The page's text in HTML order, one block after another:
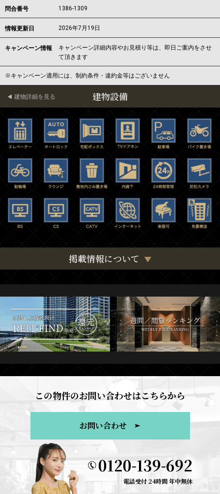
問合番号 1386-1309
情報更新日 2026年7月19日
キャンペーン情報
キャンペーン詳細内容やお見積り等は、即日ご案内をさせ
て頂きます
※キャンペーン適用には、制約条件・違約金等はございません
建物設備
建物詳細を見る
掲載情報について
この物件のお問い合わせはこちらから
お問い合わせ
0120-139-692
電話受付 24時間 年中無休